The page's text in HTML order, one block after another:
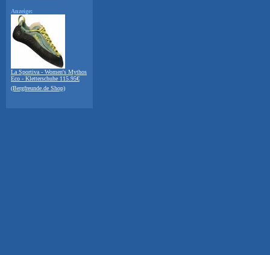
Anzeige:
La Sportiva - Women's Mythos
Eco - Kletterschuhe 115.95€
(Bergfreunde.de Shop)